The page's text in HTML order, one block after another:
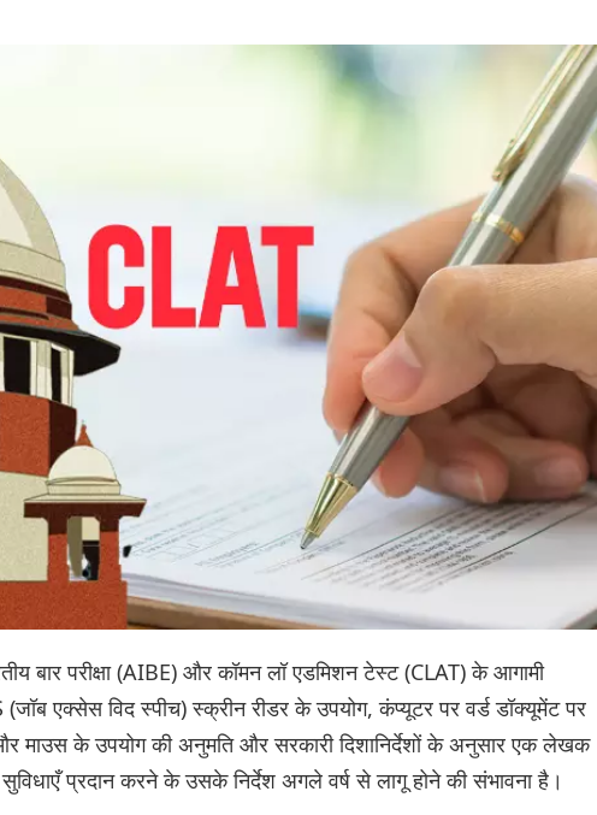
बार परीक्षा (AIBE) और कॉमन लॉ एडमिशन टेस्ट (CLAT) के आगामी
एक्सेस विद स्पीच) स्क्रीन रीडर के उपयोग, कंप्यूटर पर वर्ड डॉक्यूमेंट पर
माउस के उपयोग की अनुमति और सरकारी दिशानिर्देशों के अनुसार एक लेखक
प्रदान करने के उसके निर्देश अगले वर्ष से लागू होने की संभावना है।